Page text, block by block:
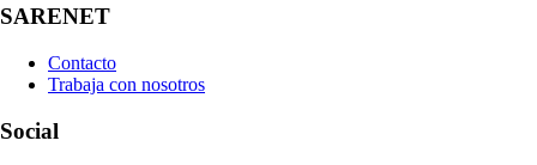
SARENET
Contacto
Trabaja con nosotros
Social